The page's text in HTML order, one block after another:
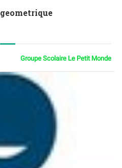
Activite geometrique
Groupe Scolaire Le Petit Monde